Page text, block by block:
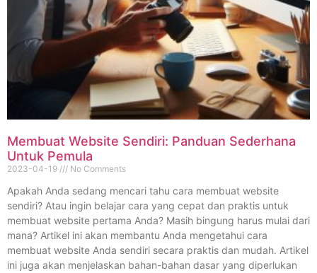
Membuat Website Sendiri: Panduan Sederhana
Untuk Pemula
2023-04-19 No Comments
Apakah Anda sedang mencari tahu cara membuat website
sendiri? Atau ingin belajar cara yang cepat dan praktis untuk
membuat website pertama Anda? Masih bingung harus mulai dari
mana? Artikel ini akan membantu Anda mengetahui cara
membuat website Anda sendiri secara praktis dan mudah. Artikel
ini juga akan menjelaskan bahan-bahan dasar yang diperlukan